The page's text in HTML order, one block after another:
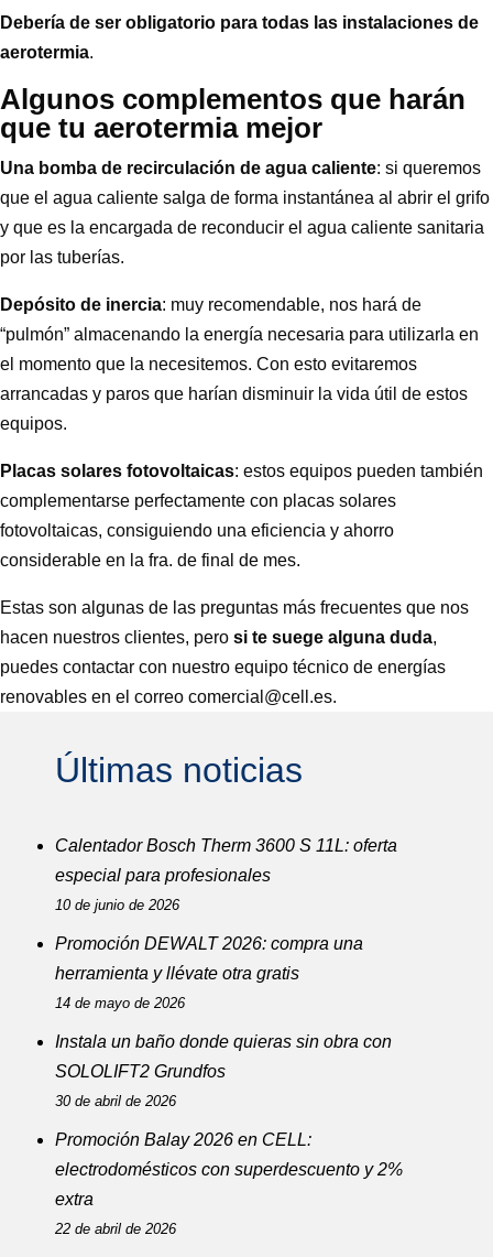
Debería de ser obligatorio para todas las instalaciones de
aerotermia.
Algunos complementos que harán
que tu aerotermia mejor
Una bomba de recirculación de agua caliente: si queremos
que el agua caliente salga de forma instantánea al abrir el grifo
y que es la encargada de reconducir el agua caliente sanitaria
por las tuberías.
Depósito de inercia: muy recomendable, nos hará de
“pulmón” almacenando la energía necesaria para utilizarla en
el momento que la necesitemos. Con esto evitaremos
arrancadas y paros que harían disminuir la vida útil de estos
equipos.
Placas solares fotovoltaicas: estos equipos pueden también
complementarse perfectamente con placas solares
fotovoltaicas, consiguiendo una eficiencia y ahorro
considerable en la fra. de final de mes.
Estas son algunas de las preguntas más frecuentes que nos
hacen nuestros clientes, pero si te suege alguna duda,
puedes contactar con nuestro equipo técnico de energías
renovables en el correo comercial@cell.es.
Últimas noticias
Calentador Bosch Therm 3600 S 11L: oferta
especial para profesionales
10 de junio de 2026
Promoción DEWALT 2026: compra una
herramienta y llévate otra gratis
14 de mayo de 2026
Instala un baño donde quieras sin obra con
SOLOLIFT2 Grundfos
30 de abril de 2026
Promoción Balay 2026 en CELL:
electrodomésticos con superdescuento y 2%
extra
22 de abril de 2026